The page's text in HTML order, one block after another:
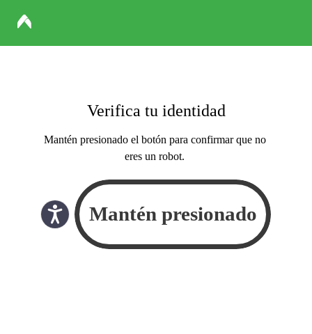
Verifica tu identidad
Mantén presionado el botón para confirmar que no
eres un robot.